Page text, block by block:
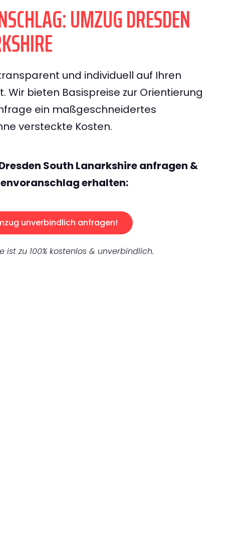
UMZUG DRESDEN
und individuell auf Ihren
Wir bieten Basispreise zur Orientierung
ein maßgeschneidertes
versteckte Kosten.
South Lanarkshire anfragen &
erhalten:
unverbindlich anfragen!
ist zu 100% kostenlos & unverbindlich.